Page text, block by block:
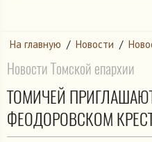
На главную / Новости /
Новости Томской епархии
ТОМИЧЕЙ
ФЕОДОРОВСКОМ